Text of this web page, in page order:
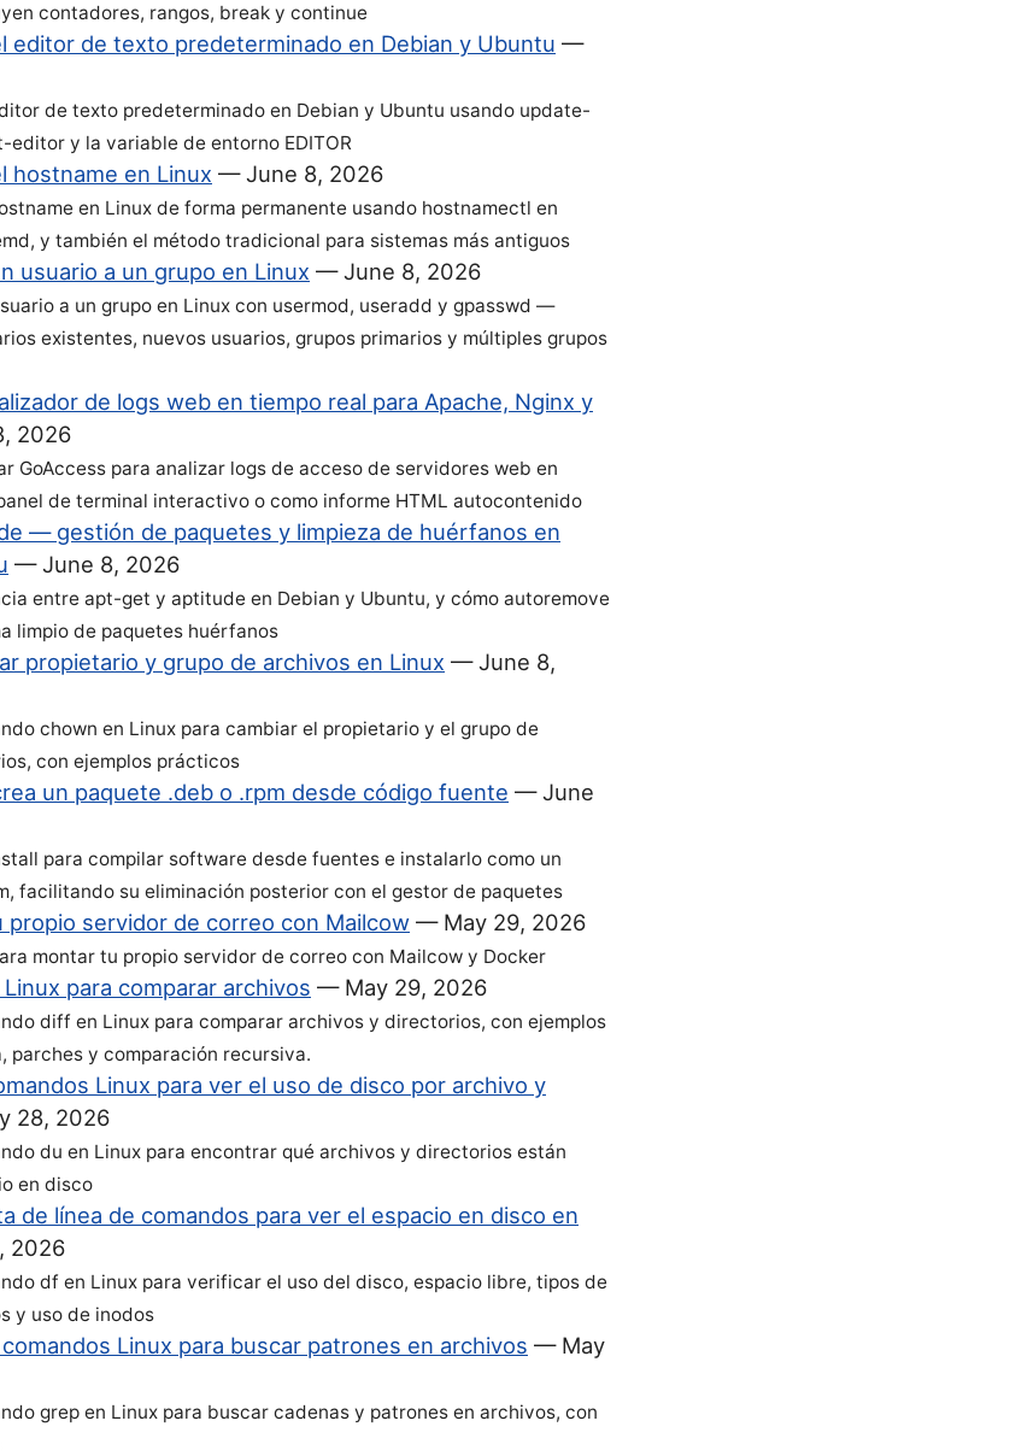
contadores, rangos, break y continue
editor de texto predeterminado en Debian y Ubuntu —
de texto predeterminado en Debian y Ubuntu usando update-
y la variable de entorno EDITOR
hostname en Linux —June 8, 2026
en Linux de forma permanente usando hostnamectl en
y también el método tradicional para sistemas más antiguos
usuario a un grupo en Linux —June 8, 2026
a un grupo en Linux con usermod, useradd y gpasswd —
existentes, nuevos usuarios, grupos primarios y múltiples grupos
de logs web en tiempo real para Apache, Nginx y
2026
GoAccess para analizar logs de acceso de servidores web en
de terminal interactivo o como informe HTML autocontenido
— gestión de paquetes y limpieza de huérfanos en
—June 8, 2026
entre apt-get y aptitude en Debian y Ubuntu, y cómo autoremove
limpio de paquetes huérfanos
propietario y grupo de archivos en Linux —June 8,
chown en Linux para cambiar el propietario y el grupo de
con ejemplos prácticos
un paquete .deb o .rpm desde código fuente —June
para compilar software desde fuentes e instalarlo como un
facilitando su eliminación posterior con el gestor de paquetes
propio servidor de correo con Mailcow — May 29, 2026
montar tu propio servidor de correo con Mailcow y Docker
para comparar archivos — May 29, 2026
diff en Linux para comparar archivos y directorios, con ejemplos
parches y comparación recursiva.
Linux para ver el uso de disco por archivo y
28, 2026
du en Linux para encontrar qué archivos y directorios están
en disco
de línea de comandos para ver el espacio en disco en
2026
df en Linux para verificar el uso del disco, espacio libre, tipos de
y uso de inodos
Linux para buscar patrones en archivos — May
grep en Linux para buscar cadenas y patrones en archivos, con